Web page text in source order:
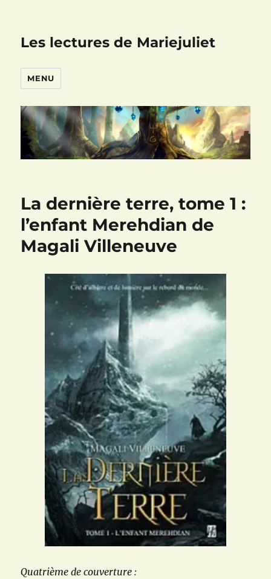
Les lectures de Mariejuliet
MENU
La dernière terre, tome 1 :
l’enfant Merehdian de
Magali Villeneuve
Quatrième de couverture :